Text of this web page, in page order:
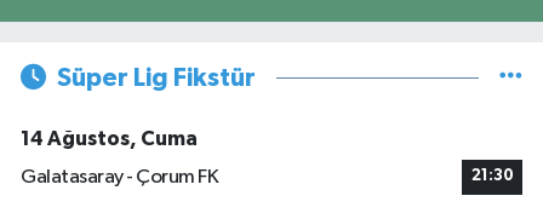
Süper Lig Fikstür
14 Ağustos, Cuma
Galatasaray - Çorum FK
21:30